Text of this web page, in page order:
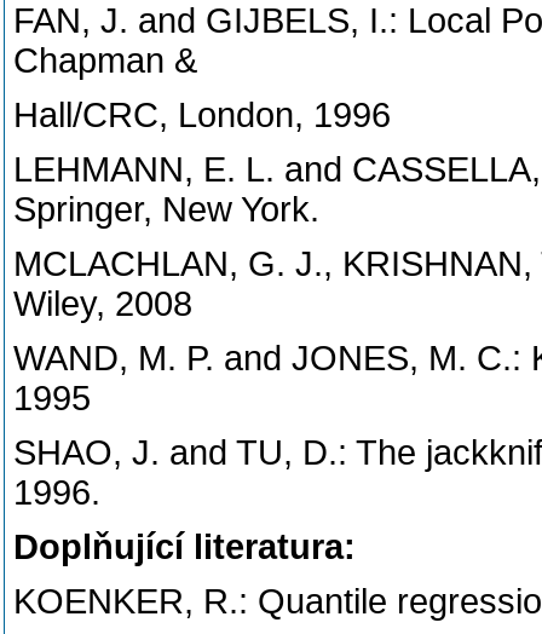
FAN, J. and GIJBELS, I.: Local
Chapman &
Hall/CRC, London, 1996
LEHMANN, E. L. and
Springer, New York.
MCLACHLAN, G. J.,
Wiley, 2008
WAND, M. P. and JONES, M.
1995
SHAO, J. and TU, D.: The
1996.
Doplňující literatura:
KOENKER, R.: Quantile